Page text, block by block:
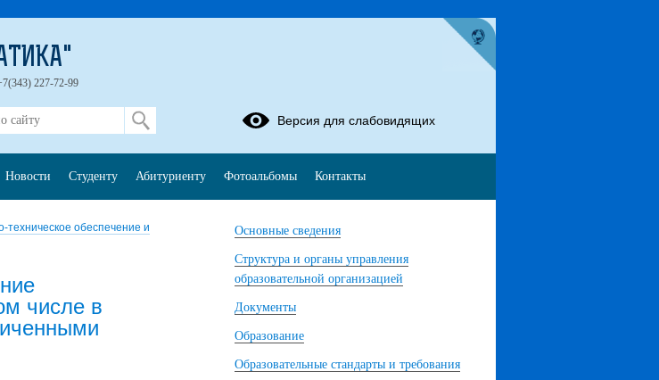
техническое обеспечение и
числе в
Основные сведения
Структура и органы управления
образовательной организацией
Документы
Образование
Образовательные стандарты и требования
227-72-99
Версия для слабовидящих
Новости Студенту Абитуриенту Фотоальбомы Контакты